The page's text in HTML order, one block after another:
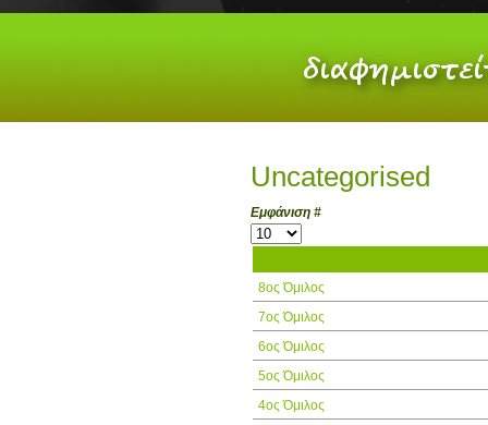
Uncategorised
Εμφάνιση #
8ος Όμιλος
7ος Όμιλος
6ος Όμιλος
5ος Όμιλος
4ος Όμιλος